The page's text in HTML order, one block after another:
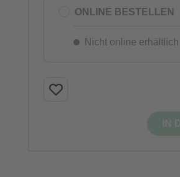
ONLINE BESTELLEN
Nicht online erhältlich